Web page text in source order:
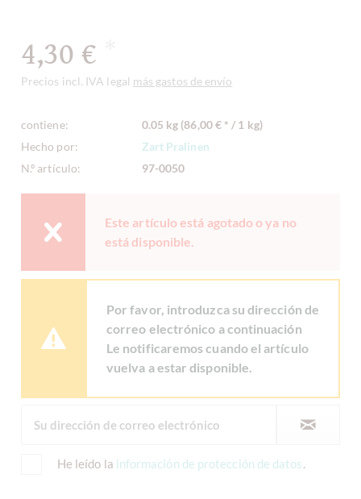
4,30 €
Precios incl. IVA legal más gastos de envío
contiene:
0.05 kg (86,00 € * / 1 kg)
Hecho por:
Zart Pralinen
N.º artículo:
97-0050
Este artículo está agotado o ya no
está disponible.
Por favor, introduzca su dirección de
correo electrónico a continuación
Le notificaremos cuando el artículo
vuelva a estar disponible.
He leído la información de protección de datos.